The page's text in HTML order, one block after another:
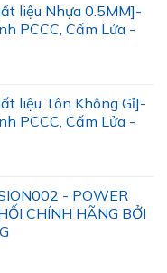
liệu Nhựa 0.5MM]-
PCCC, Cấm Lửa -
₫
₫
liệu Tôn Không Gỉ]-
PCCC, Cấm Lửa -
₫
- POWER
CHÍNH HÃNG BỞI